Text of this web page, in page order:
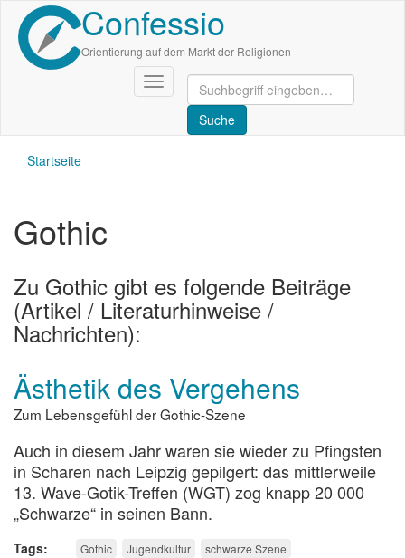
Direkt
zum
Inhalt
Confessio
Orientierung auf dem Markt der Religionen
Navigation
aktivieren/deaktivieren
Startseite
Gothic
Zu Gothic gibt es folgende Beiträge
(Artikel / Literaturhinweise /
Nachrichten):
Ästhetik des Vergehens
Zum Lebensgefühl der Gothic-Szene
Auch in diesem Jahr waren sie wieder zu Pfingsten
in Scharen nach Leipzig gepilgert: das mittlerweile
13. Wave-Gotik-Treffen (WGT) zog knapp 20 000
„Schwarze“ in seinen Bann.
Tags Gothic Jugendkultur schwarze Szene